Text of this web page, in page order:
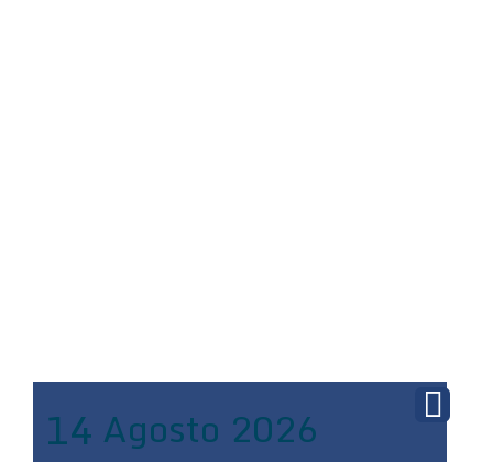
14 Agosto 2026